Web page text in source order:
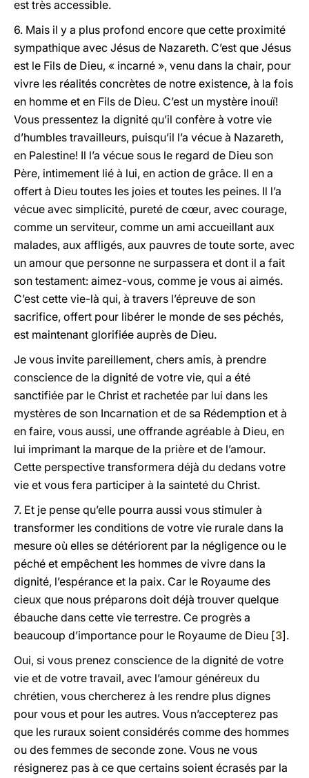
est très accessible.
6. Mais il y a plus profond encore que cette proximité
sympathique avec Jésus de Nazareth. C’est que Jésus
est le Fils de Dieu, « incarné », venu dans la chair, pour
vivre les réalités concrètes de notre existence, à la fois
en homme et en Fils de Dieu. C’est un mystère inouï!
Vous pressentez la dignité qu’il confère à votre vie
d’humbles travailleurs, puisqu’il l’a vécue à Nazareth,
en Palestine! Il l’a vécue sous le regard de Dieu son
Père, intimement lié à lui, en action de grâce. Il en a
offert à Dieu toutes les joies et toutes les peines. Il l’a
vécue avec simplicité, pureté de cœur, avec courage,
comme un serviteur, comme un ami accueillant aux
malades, aux affligés, aux pauvres de toute sorte, avec
un amour que personne ne surpassera et dont il a fait
son testament: aimez-vous, comme je vous ai aimés.
C’est cette vie-là qui, à travers l’épreuve de son
sacrifice, offert pour libérer le monde de ses péchés,
est maintenant glorifiée auprès de Dieu.
Je vous invite pareillement, chers amis, à prendre
conscience de la dignité de votre vie, qui a été
sanctifiée par le Christ et rachetée par lui dans les
mystères de son Incarnation et de sa Rédemption et à
en faire, vous aussi, une offrande agréable à Dieu, en
lui imprimant la marque de la prière et de l’amour.
Cette perspective transformera déjà du dedans votre
vie et vous fera participer à la sainteté du Christ.
7. Et je pense qu’elle pourra aussi vous stimuler à
transformer les conditions de votre vie rurale dans la
mesure où elles se détériorent par la négligence ou le
péché et empêchent les hommes de vivre dans la
dignité, l’espérance et la paix. Car le Royaume des
cieux que nous préparons doit déjà trouver quelque
ébauche dans cette vie terrestre. Ce progrès a
beaucoup d’importance pour le Royaume de Dieu [3].
Oui, si vous prenez conscience de la dignité de votre
vie et de votre travail, avec l’amour généreux du
chrétien, vous chercherez à les rendre plus dignes
pour vous et pour les autres. Vous n’accepterez pas
que les ruraux soient considérés comme des hommes
ou des femmes de seconde zone. Vous ne vous
résignerez pas à ce que certains soient écrasés par la